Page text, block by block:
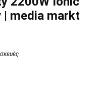
| media markt